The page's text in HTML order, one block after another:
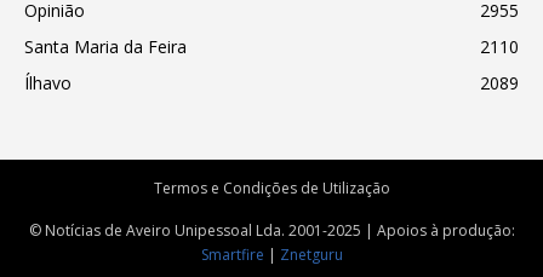
Opinião
2955
Santa Maria da Feira
2110
Ílhavo
2089
Termos e Condições de Utilização
© Notícias de Aveiro Unipessoal Lda. 2001-2025 | Apoios à produção:
Smartfire | Znetguru